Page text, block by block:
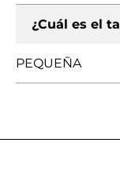
¿Cuál es el
PEQUEÑA